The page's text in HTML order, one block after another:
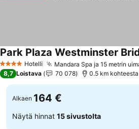
4 Tähtiluokitus
Hotelli Mandara Spa ja 15 metrin
Park Plaza Westminster
8,7 Loistava 70 078 0.5 km
Alkaen 164 €
Näytä hinnat 15 sivustolta